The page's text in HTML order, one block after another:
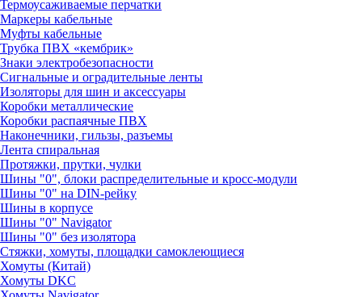
Термоусаживаемые перчатки
Маркеры кабельные
Муфты кабельные
Трубка ПВХ «кембрик»
Знаки электробезопасности
Сигнальные и оградительные ленты
Изоляторы для шин и аксессуары
Коробки металлические
Коробки распаячные ПВХ
Наконечники, гильзы, разъемы
Лента спиральная
Протяжки, прутки, чулки
Шины "0", блоки распределительные и кросс-модули
Шины "0" на DIN-рейку
Шины в корпусе
Шины "0" Navigator
Шины "0" без изолятора
Стяжки, хомуты, площадки самоклеющиеся
Хомуты (Китай)
Хомуты DKC